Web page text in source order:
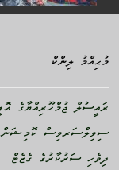
މުޙިއްމު ލިންކް
ރައީސުލް ޖުމްހޫރިއްޔާގެ
ސިވިލްސަރވިސް ކޮމިޝަން
ދިވެހި ސަރުކާރުގެ ގެޒެޓް